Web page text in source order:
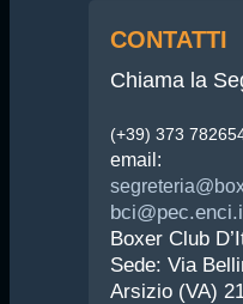
CONTATTI
Chiama la
(+39) 373
email:
Boxer Club
Sede: Via
Arsizio (VA)